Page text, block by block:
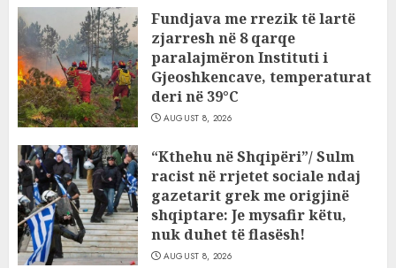
Fundjava me rrezik të lartë
zjarresh në 8 qarqe
paralajmëron Instituti i
Gjeoshkencave, temperaturat
deri në 39°C
AUGUST 8, 2026
“Kthehu në Shqipëri”/ Sulm
racist në rrjetet sociale ndaj
gazetarit grek me origjinë
shqiptare: Je mysafir këtu,
nuk duhet të flasësh!
AUGUST 8, 2026